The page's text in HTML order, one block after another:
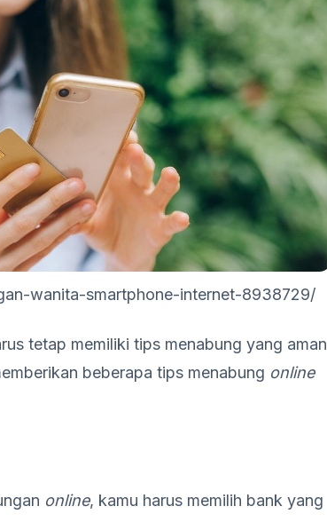
wanita-smartphone-internet-8938729/
tetap memiliki tips menabung yang aman
beberapa tips menabung online
online, kamu harus memilih bank yang